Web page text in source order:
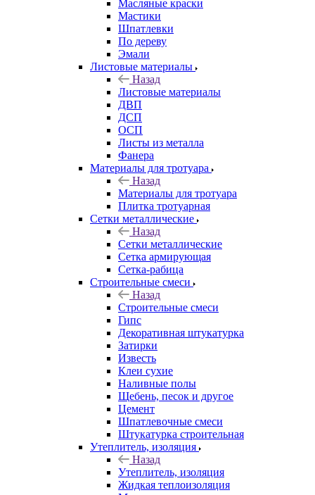
Масляные краски
Мастики
Шпатлевки
По дереву
Эмали
Листовые материалы
Назад
Листовые материалы
ДВП
ДСП
ОСП
Листы из металла
Фанера
Материалы для тротуара
Назад
Материалы для тротуара
Плитка тротуарная
Сетки металлические
Назад
Сетки металлические
Сетка армирующая
Сетка-рабица
Строительные смеси
Назад
Строительные смеси
Гипс
Декоративная штукатурка
Затирки
Известь
Клеи сухие
Наливные полы
Щебень, песок и другое
Цемент
Шпатлевочные смеси
Штукатурка строительная
Утеплитель, изоляция
Назад
Утеплитель, изоляция
Жидкая теплоизоляция